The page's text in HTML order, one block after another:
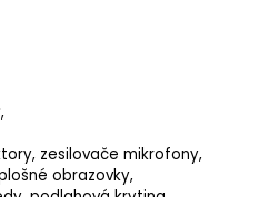
zesilovače mikrofony,
obrazovky,